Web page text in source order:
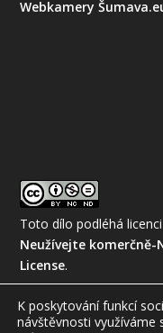
Webkamery
Toto dílo podléhá licenci
Neužívejte
License.
K poskytování funkcí
návštěvnosti využíváme